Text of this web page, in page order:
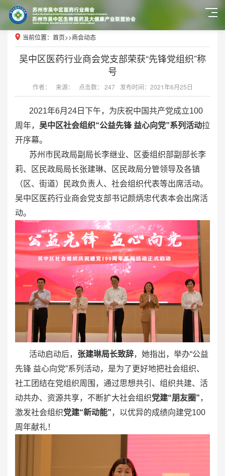
当前位置： 首页>>商会动态
吴中区医药行业商会党支部荣获“先锋党组织”称
号
作者： 来源： 点击数： 247 发布时间：2021年6月25日
2021年6月24日下午，为庆祝中国共产党成立100
周年， 吴中区社会组织“公益先锋 益心向党”系列活动拉
开序幕。
苏州市民政局副局长李继业、区委组织部副部长李
莉、区民政局局长张建琳、区民政局分管领导及各镇
（区、街道）民政负责人、社会组织代表等出席活动。
吴中区医药行业商会党支部书记颜炳忠代表本会出席活
动。
活动启动后， 张建琳局长致辞，她指出，举办“公益
先锋 益心向党”系列活动，是为了更好地把社会组织、
社工团结在党组织周围，通过思想共引、组织共建、活
动共办、资源共享，不断扩大社会组织党建“朋友圈”，
激发社会组织党建“新动能”，以优异的成绩向建党100
周年献礼！